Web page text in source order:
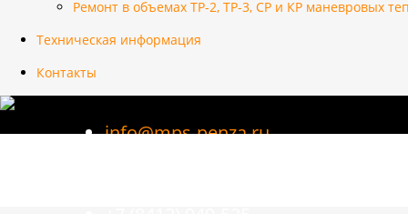
Ремонт в объемах ТР-2, ТР-3, СР и КР маневровых
Техническая информация
Контакты
info@mps-penza.ru